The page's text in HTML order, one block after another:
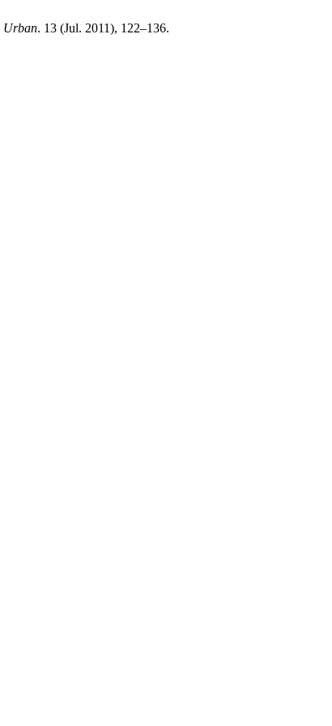
Urban. 13 (Jul. 2011), 122–136.